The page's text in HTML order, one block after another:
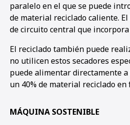
paralelo en el que se puede
de material reciclado caliente. El
de circuito central que incorpora
El reciclado también puede
no utilicen estos secadores
puede alimentar directamente
un 40% de material reciclado en
MÁQUINA SOSTENIBLE